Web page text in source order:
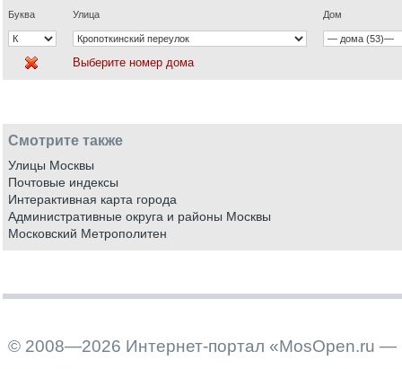
Буква Улица Дом
Выберите номер дома
Смотрите также
Улицы Москвы
Почтовые индексы
Интерактивная карта города
Административные округа и районы Москвы
Московский Метрополитен
© 2008—2026 Интернет-портал «MosOpen.ru —